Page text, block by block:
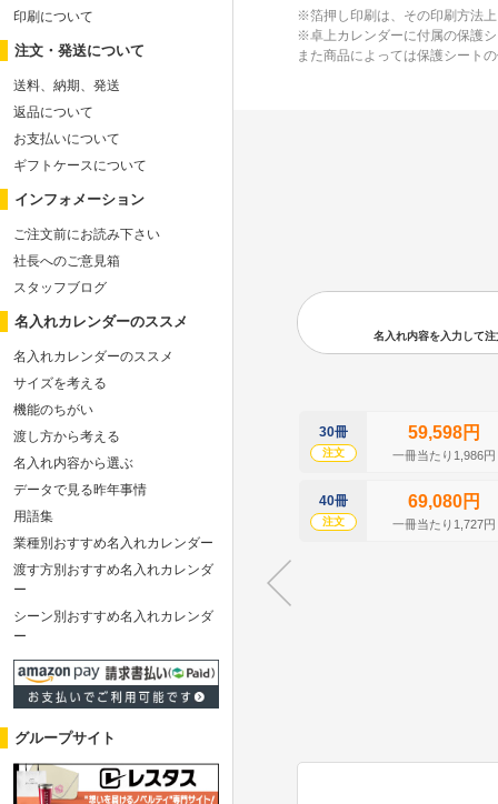
※箔押し印刷は、その印刷方法
※卓上カレンダーに付属の保護
また商品によっては保護シート
名入れ内容を入力して
30冊
注文
59,598円
一冊当たり1,986円
40冊
注文
69,080円
一冊当たり1,727円
印刷について
注文・発送について
送料、納期、発送
返品について
お支払いについて
ギフトケースについて
インフォメーション
ご注文前にお読み下さい
社長へのご意見箱
スタッフブログ
名入れカレンダーのススメ
名入れカレンダーのススメ
サイズを考える
機能のちがい
渡し方から考える
名入れ内容から選ぶ
データで見る昨年事情
用語集
業種別おすすめ名入れカレンダー
渡す方別おすすめ名入れカレンダ
ー
シーン別おすすめ名入れカレンダ
ー
グループサイト